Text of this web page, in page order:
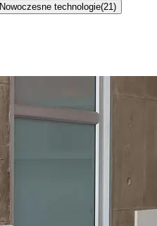
Nowoczesne technologie(21 )